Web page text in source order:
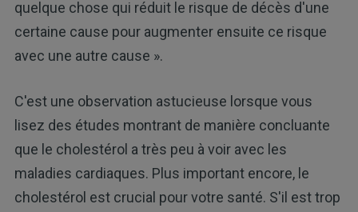
quelque chose qui réduit le risque de décès d'une
certaine cause pour augmenter ensuite ce risque
avec une autre cause ».
C'est une observation astucieuse lorsque vous
lisez des études montrant de manière concluante
que le cholestérol a très peu à voir avec les
maladies cardiaques. Plus important encore, le
cholestérol est crucial pour votre santé. S'il est trop